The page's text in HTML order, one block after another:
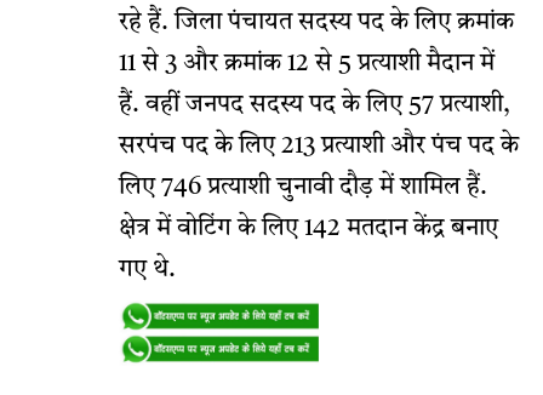
रहे हैं. जिला पंचायत सदस्य पद के लिए क्रमांक
11 से 3 और क्रमांक 12 से 5 प्रत्याशी मैदान में
हैं. वहीं जनपद सदस्य पद के लिए 57 प्रत्याशी,
सरपंच पद के लिए 213 प्रत्याशी और पंच पद के
लिए 746 प्रत्याशी चुनावी दौड़ में शामिल हैं.
क्षेत्र में वोटिंग के लिए 142 मतदान केंद्र बनाए
गए थे.